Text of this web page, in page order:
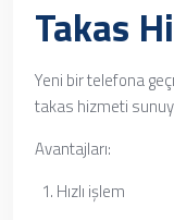
Takas
Yeni bir telefona
takas hizmeti
Avantajları:
Hızlı işlem